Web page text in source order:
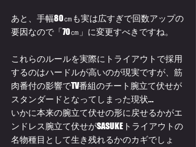
あと、手幅80㎝も実は広すぎで回数アップの
要因なので「70㎝」に変更すべきですね。
これらのルールを実際にトライアウトで採用
するのはハードルが高いのが現実ですが、筋
肉番付の影響でTV番組のチート腕立て伏せが
スタンダードとなってしまった現状...
いかに本来の腕立て伏せの形に戻せるかがエ
ンドレス腕立て伏せがSASUKEトライアウトの
名物種目として生き残れるかのカギでしょ